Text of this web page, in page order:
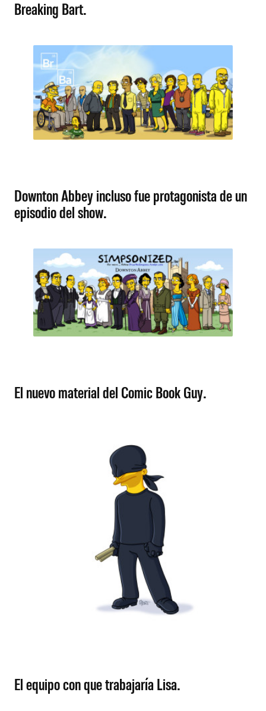
Breaking Bart.
Downton Abbey incluso fue protagonista de un
episodio del show.
El nuevo material del Comic Book Guy.
El equipo con que trabajaría Lisa.